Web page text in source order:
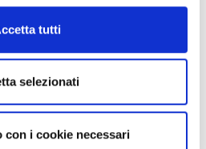
tutti
selezionati
con i cookie necessari